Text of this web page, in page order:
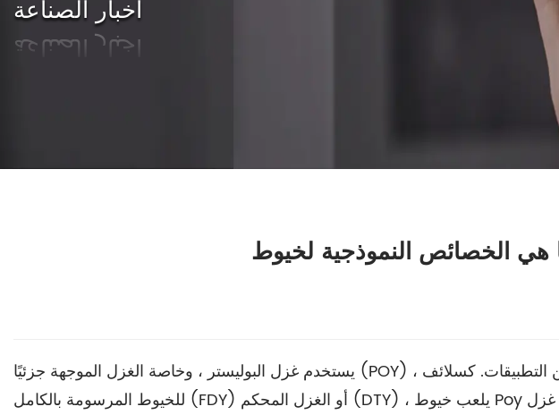
اخبار الصناعة
يستخدم غزل البوليستر ، وخاصة الغزل الموجهة جزئيًا (POY) ، على نطاق واسع في صناعة النسيج بسبب قابليته للتكيف الرائعة والأداء المتفوق عبر العديد من التطبيقات. كسلائف
للخيوط المرسومة بالكامل (FDY) أو الغزل المحكم (DTY) ، يلعب خيوط Poy دورًا محوريًا في إنتاج الأقمشة التي تتطلب مرونة ومتانة وجاذبية جمالية. ومع ذلك ، لتقدير براعة غزل